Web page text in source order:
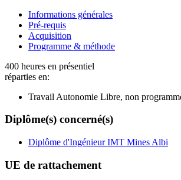
Informations générales
Pré-requis
Acquisition
Programme & méthode
400 heures en présentiel
réparties en:
Travail Autonomie Libre, non
Diplôme(s) concerné(s)
Diplôme d'Ingénieur IMT Mines Albi
UE de rattachement